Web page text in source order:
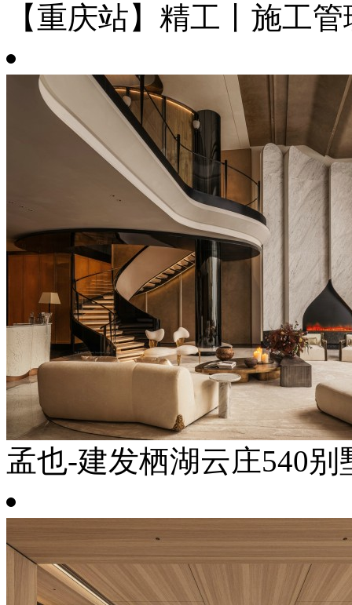
【重庆站】精工丨施工管
孟也-建发栖湖云庄540别